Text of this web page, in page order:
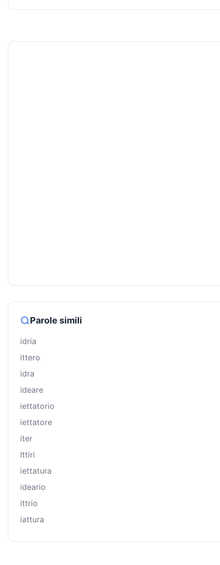
Parole simili
idria
ittero
idra
ideare
iettatorio
iettatore
iter
Ittiri
iettatura
ideario
ittrio
iattura